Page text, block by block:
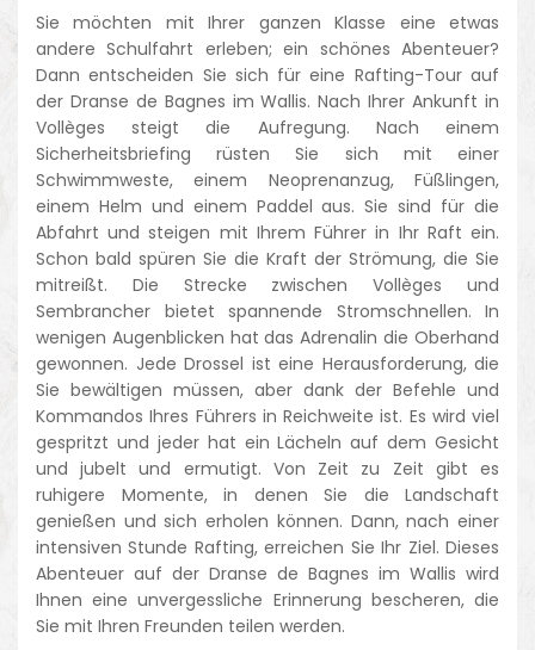
Sie möchten mit Ihrer ganzen Klasse eine etwas
andere Schulfahrt erleben; ein schönes Abenteuer?
Dann entscheiden Sie sich für eine Rafting-Tour auf
der Dranse de Bagnes im Wallis. Nach Ihrer Ankunft in
Vollèges steigt die Aufregung. Nach einem
Sicherheitsbriefing rüsten Sie sich mit einer
Schwimmweste, einem Neoprenanzug, Füßlingen,
einem Helm und einem Paddel aus. Sie sind für die
Abfahrt und steigen mit Ihrem Führer in Ihr Raft ein.
Schon bald spüren Sie die Kraft der Strömung, die Sie
mitreißt. Die Strecke zwischen Vollèges und
Sembrancher bietet spannende Stromschnellen. In
wenigen Augenblicken hat das Adrenalin die Oberhand
gewonnen. Jede Drossel ist eine Herausforderung, die
Sie bewältigen müssen, aber dank der Befehle und
Kommandos Ihres Führers in Reichweite ist. Es wird viel
gespritzt und jeder hat ein Lächeln auf dem Gesicht
und jubelt und ermutigt. Von Zeit zu Zeit gibt es
ruhigere Momente, in denen Sie die Landschaft
genießen und sich erholen können. Dann, nach einer
intensiven Stunde Rafting, erreichen Sie Ihr Ziel. Dieses
Abenteuer auf der Dranse de Bagnes im Wallis wird
Ihnen eine unvergessliche Erinnerung bescheren, die
Sie mit Ihren Freunden teilen werden.